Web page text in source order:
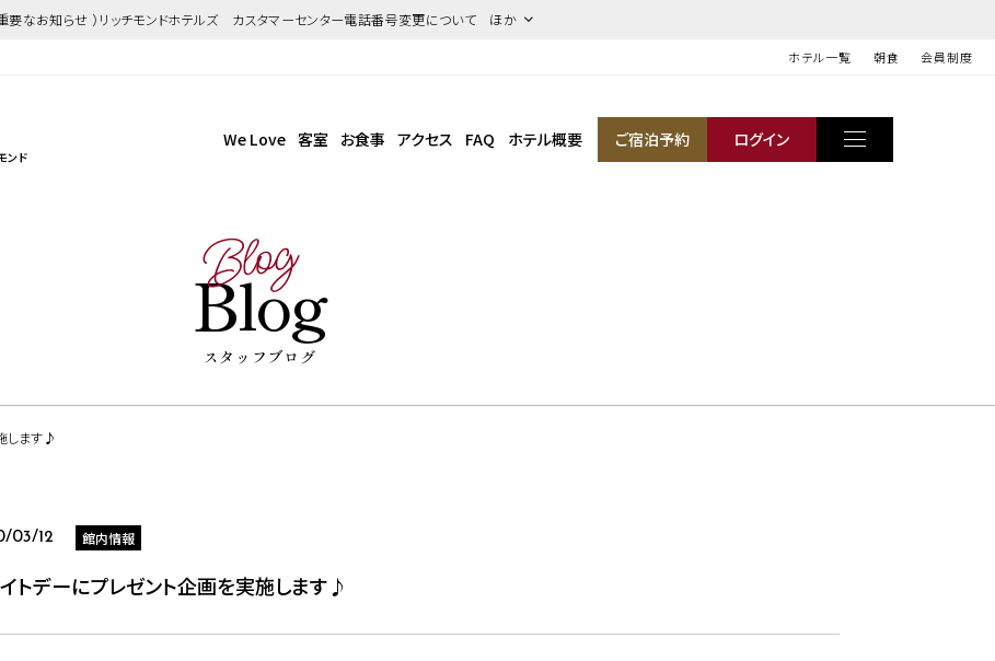
重要なお知らせ ）リッチモンドホテルズ カスタマーセンター電話番号変更について ほか
ホテル一覧 朝食 会員制度
ンド
We Love 客室 お食事 アクセス FAQ ホテル概要 ご宿泊予約 ログイン
Blog
Blog
スタッフブログ
します♪
03/12 館内情報
トデーにプレゼント企画を実施します♪